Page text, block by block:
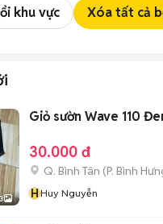
khu vực Xóa tất cả
3
Giỏ sườn Wave 110
30.000 đ
Q. Bình Tân (P. Bình
HHuy Nguyễn